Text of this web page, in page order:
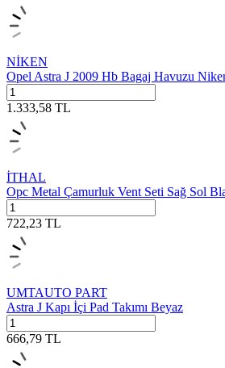
NİKEN
Opel Astra J 2009 Hb Bagaj Havuzu
1.333,58 TL
İTHAL
Opc Metal Çamurluk Vent Seti Sağ Sol
722,23 TL
UMTAUTO PART
Astra J Kapı İçi Pad Takımı Beyaz
666,79 TL